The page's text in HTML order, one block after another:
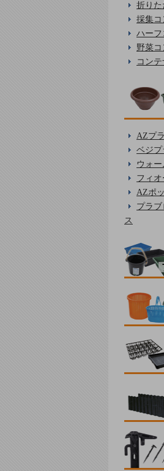
折りた
採集コ
ハーフ
野菜
コン
AZプ
ベジプ
ウォ
フィ
AZポ
プラ
ス